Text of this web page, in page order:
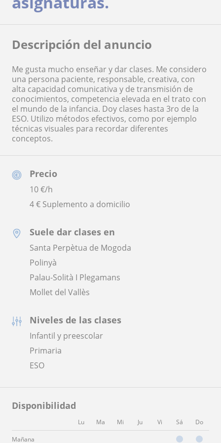
Precio
10€/h
4 € Suplemento a domicilio
Suele dar clases en
Santa Perpètua de Mogoda
Polinyà
Palau-Solità I Plegamans
Mollet del Vallès
Niveles de las clases
Infantil y preescolar
Primaria
ESO
Disponibilidad
Lu Ma Mi Ju Vi Sá Do
Mañana
Descripción del anuncio
Me gusta mucho enseñar y dar clases. Me considero
una persona paciente, responsable, creativa, con
alta capacidad comunicativa y de transmisión de
conocimientos, competencia elevada en el trato con
el mundo de la infancia. Doy clases hasta 3ro de la
ESO. Utilizo métodos efectivos, como por ejemplo
técnicas visuales para recordar diferentes
conceptos.